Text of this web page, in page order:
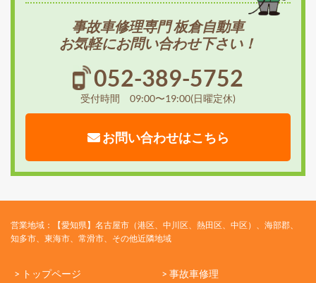
事故車修理専門 板倉自動車
お気軽にお問い合わせ下さい！
052-389-5752
受付時間 09:00〜19:00(日曜定休)
お問い合わせはこちら
営業地域：【愛知県】名古屋市（港区、中川区、熱田区、中区）、海部郡、
知多市、東海市、常滑市、その他近隣地域
> トップページ > 事故車修理